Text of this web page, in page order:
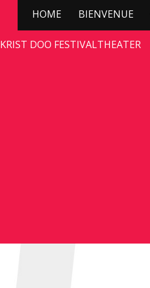
HOME BIENVENUE
KRIST DOO FESTIVALTHEATER